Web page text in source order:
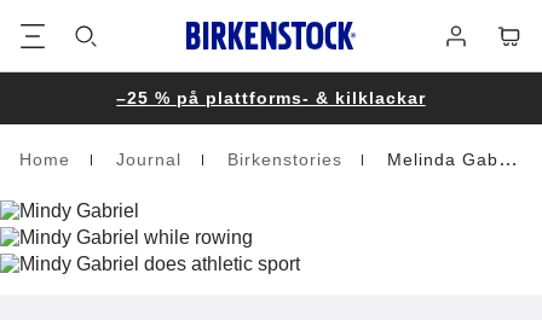
in
–25 % på plattforms- & kilklackar
Homepage
Home Journal Birkenstories Melinda Gabriel